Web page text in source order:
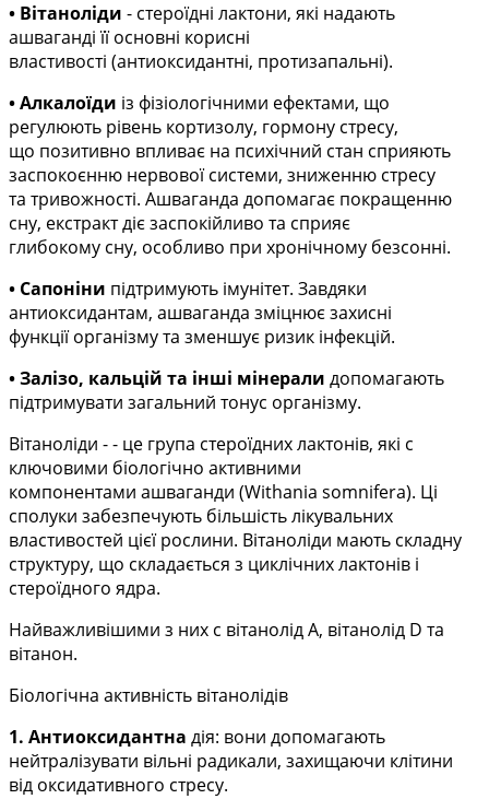
• Вітаноліди - стероїдні лактони, які надають
ашваганді її основні корисні
властивості (антиоксидантні, протизапальні).
• Алкалоїди із фізіологічними ефектами, що
регулюють рівень кортизолу, гормону стресу,
що позитивно впливає на психічний стан сприяють
заспокоєнню нервової системи, зниженню стресу
та тривожності. Ашваганда допомагає покращенню
сну, екстракт діє заспокійливо та сприяє
глибокому сну, особливо при хронічному безсонні.
• Сапоніни підтримують імунітет. Завдяки
антиоксидантам, ашваганда зміцнює захисні
функціїорганізму та зменшує ризик інфекцій.
• Залізо, кальцій та інші мінерали допомагають
підтримувати загальний тонус організму.
Вітаноліди - - це група стероїдних лактонів, які с
ключовими біологічно активними
компонентами ашваганди (Withania somnifera). Ці
сполуки забезпечують більшість лікувальних
властивостей цієїрослини. Вітаноліди мають складну
структуру, що складається з циклічних лактонів і
стероїдного ядра.
Найважливішими з них с вітанолід А, вітанолід D та
вітанон.
Біологічна активність вітанолідів
1. Антиоксидантна дія: вони допомагають
нейтралізувати вільні радикали, захищаючи клітини
від оксидативного стресу.